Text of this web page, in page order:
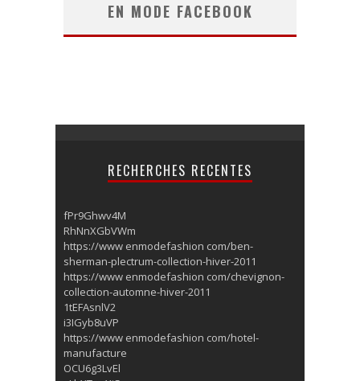
EN MODE FACEBOOK
RECHERCHES RECENTES
fPr9Ghwv4M
RhNnXGbVWm
https://www enmodefashion com/ben-
sherman-plectrum-collection-hiver-2011
https://www enmodefashion com/chevignon-
collection-automne-hiver-2011
1tEFAsnlV2
i3IGyb8uVP
https://www enmodefashion com/hotel-
manufacture
OCU6g3LvEl